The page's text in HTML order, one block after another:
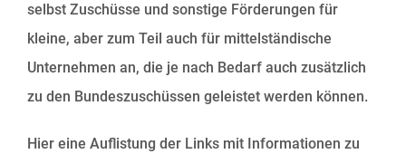
selbst Zuschüsse und sonstige Förderungen für
kleine, aber zum Teil auch für mittelständische
Unternehmen an, die je nach Bedarf auch zusätzlich
zu den Bundeszuschüssen geleistet werden können.
Hier eine Auflistung der Links mit Informationen zu